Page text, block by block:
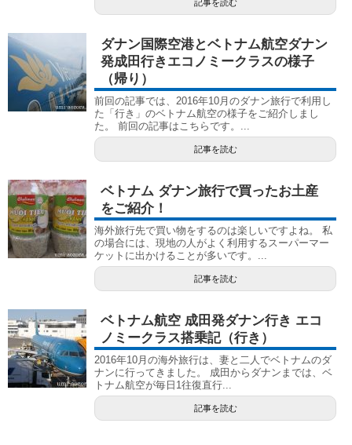
記事を読む
ダナン国際空港とベトナム航空ダナン
発成田行きエコノミークラスの様子
（帰り）
前回の記事では、2016年10月のダナン旅行で利用し
た「行き」のベトナム航空の様子をご紹介しまし
た。 前回の記事はこちらです。...
記事を読む
ベトナム ダナン旅行で買ったお土産
をご紹介！
海外旅行先で買い物をするのは楽しいですよね。 私
の場合には、現地の人がよく利用するスーパーマー
ケットに出かけることが多いです。...
記事を読む
ベトナム航空 成田発ダナン行き エコ
ノミークラス搭乗記（行き）
2016年10月の海外旅行は、妻と二人でベトナムのダ
ナンに行ってきました。 成田からダナンまでは、ベ
トナム航空が毎日1往復直行...
記事を読む